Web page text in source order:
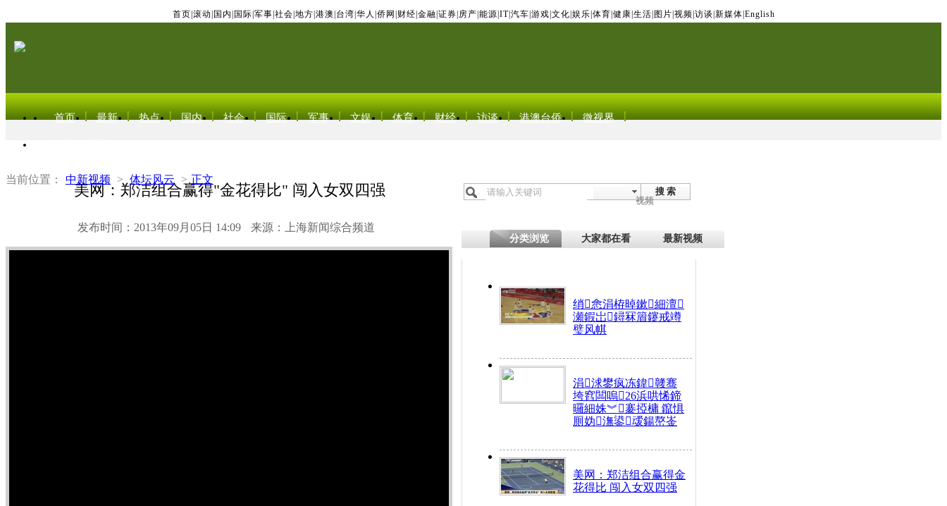
首页 滚动 国内 国际 军事 社会 地方 港澳 台湾 华人 侨网 财经 金融 证券 房产 能源 IT| 汽车 游戏 文化 娱乐 体育 健康 生活 图片 视频 访谈 新媒体 English
首页 最新 热点 国内 社会 国际 军事 文娱 体育 财经 访谈 港澳台侨 微视界
当前位置： 中新视频 > 体坛风云 > 正文
美网：郑洁组合赢得"金花得比" 闯入女双四强
发布时间：2013年09月05日 14:09 来源：上海新闻综合频道
搜 索
视频
分类浏览 大家都在看 最新视频
绡悆涓栫晫鏉細澶
瀬鍜岀鐞冧篃鑳戒竴
璧风帺
涓浗鐢疯冻鍏竷骞
垮窞闆嗚26浜哄悕鍗
曪細姝︾褰掗槦 鑹惧
厠妫潕鍙叆鍚嶅崟
美网：郑洁组合赢得金
花得比 闯入女双四强